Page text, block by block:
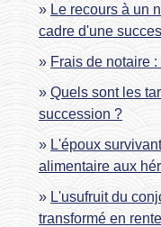
Le recours à un
cadre d'une
Frais de notaire
Quels sont les
succession ?
L'époux
alimentaire aux
L'usufruit du
transformé en